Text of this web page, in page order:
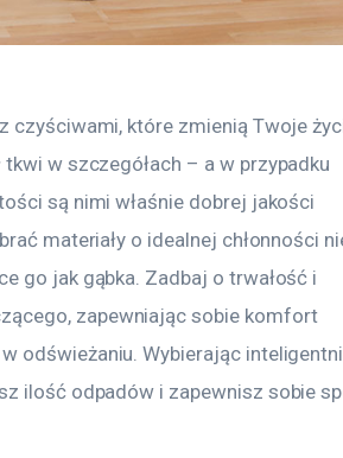
czyściwami, które zmienią Twoje
w szczegółach – a w przypadku
są nimi właśnie dobrej jakości
materiały o idealnej chłonności
go jak gąbka. Zadbaj o trwałość i
zapewniając sobie komfort
odświeżaniu. Wybierając
ilość odpadów i zapewnisz sobie